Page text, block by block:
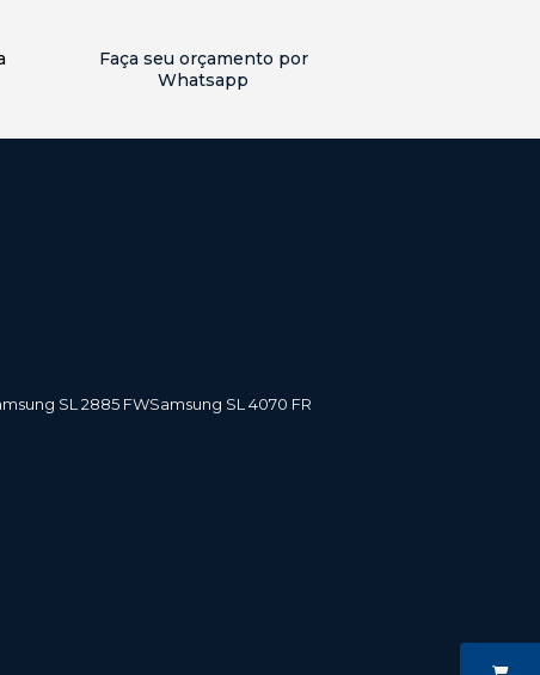
Faça seu orçamento por
Whatsapp
SL 2885 FW Samsung SL 4070 FR